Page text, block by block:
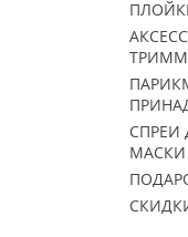
СПРЕИ
МАСКИ